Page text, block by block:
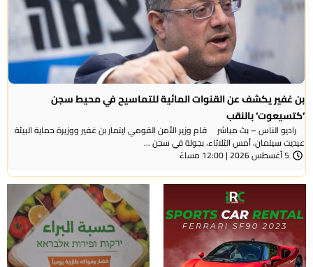
بن غفير يكشف عن القنوات المائية للتماسيح في محيط سجن
‘كتسيعوت‘ بالنقب
راديو الناس – بث مباشر قام وزير الأمن القومي ايتمار بن غفير ووزيرة حماية البيئة
عيديت سيلمان، أمس الثلاثاء، بجولة في سجن ...
5 أغسطس 2026 | 12:00 مساءً